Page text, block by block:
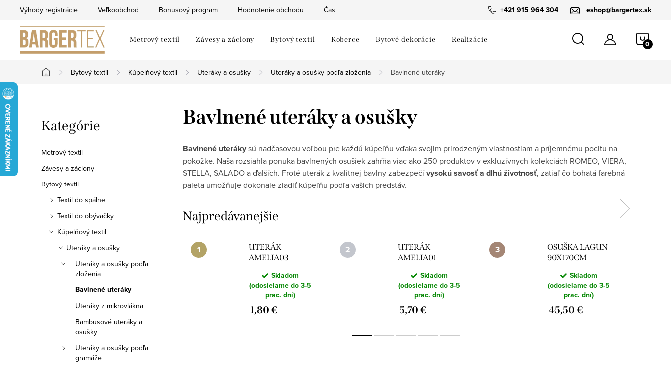
obsah
+421 915 964 304 eshop@bargertex.sk
Výhody registrácie Veľkoobchod Bonusový program Hodnotenie obchodu Často kladené otázky
Metrový textil Závesy a záclony Bytový textil Koberce Bytové dekorácie Realizácie
Domov
Bytový textil Kúpelňový textil Uteráky a osušky Uteráky a osušky podľa zloženia Bavlnené uteráky
o
č
n
ý
Preskočiť
kategórie
Kategórie
Metrový textil
Závesy a záclony
Bytový textil
Textil do spálne
Textil do obývačky
Kúpelňový textil
Uteráky a osušky
Uteráky a osušky podľa
zloženia
Bavlnené uteráky
Uteráky z mikrovlákna
Bambusové uteráky a
osušky
Uteráky a osušky podľa
gramáže
Bavlnené uteráky a osušky
Bavlnené uterákysú nadčasovou voľbou pre každú kúpeľňu vďaka svojim prirodzeným vlastnostiam a príjemnému pocitu na
pokožke. Naša rozsiahla ponuka bavlnených osušiek zahŕňa viac ako 250 produktov v exkluzívnych kolekciách ROMEO, VIERA,
STELLA, SALADO a ďalších. Froté uterák z kvalitnej bavlny zabezpečívysokú savosť a dlhú životnosť, zatiaľ čo bohatá farebná
paleta umožňuje dokonale zladiť kúpeľňu podľa vašich predstáv.
Najpredávanejšie
UTERÁK
AMELIA03
STRIEBORNÝ
Skladom
(odosielame do 3-5
prac. dní)
1,80 €
UTERÁK
AMELIA01
Skladom
(odosielame do 3-5
prac. dní)
5,70 €
OSUŠKA LAGUN
90X170CM
Skladom
(odosielame do 3-5
prac. dní)
45,50 €